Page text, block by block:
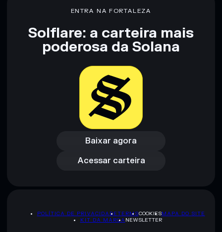
Aviso legal: Esta informação é apenas para fins educativos e
não constitui aconselhamento financeiro. Faz sempre a tua
pesquisa. Dados fornecidos pelo rugcheck.xyz.
ENTRA NA FORTALEZA
Solflare: a carteira mais
poderosa da Solana
Baixar agora
Baixar agora
Acessar carteira
Acessar carteira
POLÍTICA DE PRIVACIDADETERMSCOOKIESMAPA DO SITE
KIT DA MARCA NEWSLETTER